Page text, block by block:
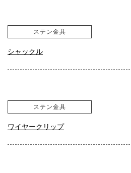
ステン金具
シャックル
ステン金具
ワイヤークリップ